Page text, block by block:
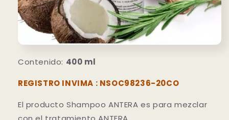
Contenido: 400 ml
REGISTRO INVIMA : NSOC98236-20CO
El producto Shampoo ANTERA es para mezclar